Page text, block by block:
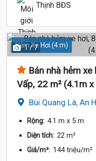
Thịnh BĐS
Hẻm Xe Hơi (4 m)
1 / 7
Bán nhà hẻm
Vấp, 22 m² (4.1m
Bùi Quang Là, An
Rộng: 4.1 m x 5 m
Diện tích: 22 m²
Giá/m²: 144 triệu/m²